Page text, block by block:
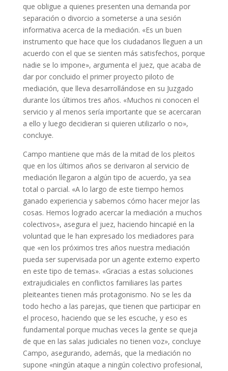
que obligue a quienes presenten una demanda por
separación o divorcio a someterse a una sesión
informativa acerca de la mediación. «Es un buen
instrumento que hace que los ciudadanos lleguen a un
acuerdo con el que se sienten más satisfechos, porque
nadie se lo impone», argumenta el juez, que acaba de
dar por concluido el primer proyecto piloto de
mediación, que lleva desarrollándose en su Juzgado
durante los últimos tres años. «Muchos ni conocen el
servicio y al menos sería importante que se acercaran
a ello y luego decidieran si quieren utilizarlo o no»,
concluye.
Campo mantiene que más de la mitad de los pleitos
que en los últimos años se derivaron al servicio de
mediación llegaron a algún tipo de acuerdo, ya sea
total o parcial. «A lo largo de este tiempo hemos
ganado experiencia y sabemos cómo hacer mejor las
cosas. Hemos logrado acercar la mediación a muchos
colectivos», asegura el juez, haciendo hincapié en la
voluntad que le han expresado los mediadores para
que «en los próximos tres años nuestra mediación
pueda ser supervisada por un agente externo experto
en este tipo de temas». «Gracias a estas soluciones
extrajudiciales en conflictos familiares las partes
pleiteantes tienen más protagonismo. No se les da
todo hecho a las parejas, que tienen que participar en
el proceso, haciendo que se les escuche, y eso es
fundamental porque muchas veces la gente se queja
de que en las salas judiciales no tienen voz», concluye
Campo, asegurando, además, que la mediación no
supone «ningún ataque a ningún colectivo profesional,